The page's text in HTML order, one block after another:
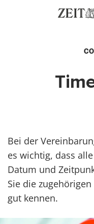
Bei der
es wichtig, dass
Datum und
Sie die
gut kennen.